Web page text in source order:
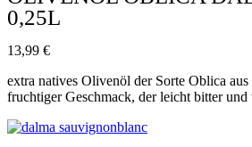
0,25L
13,99 €
extra natives Olivenöl der Sorte Oblica
fruchtiger Geschmack, der leicht bitter